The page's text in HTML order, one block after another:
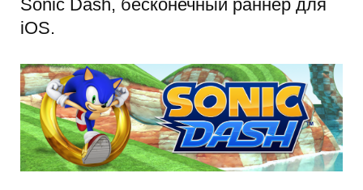
Sonic Dash, бесконечный раннер для
iOS.